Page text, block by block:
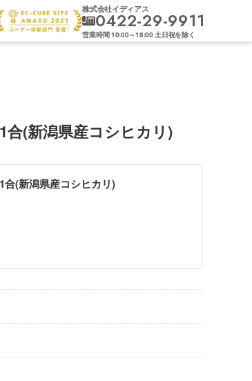
株式会社イディアス
0422-29-9911
営業時間10:00～18:00 土日祝を除く
合(新潟県産コシヒカリ)
合(新潟県産コシヒカリ)